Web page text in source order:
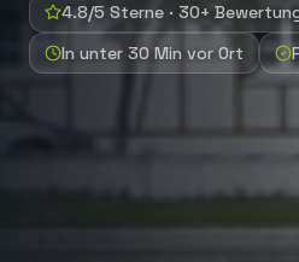
4.8/5 Sterne · 30+
In unter 30 Min vor Ort